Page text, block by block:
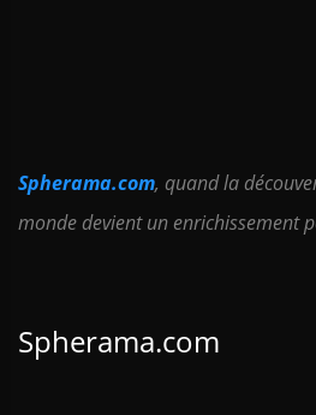
Spherama.com, quand la
monde devient un enrichissement
Spherama.com